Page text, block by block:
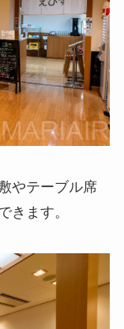
やテーブル席
きます。